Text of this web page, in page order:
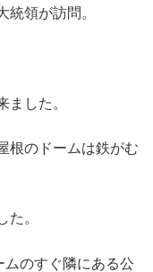
統領が訪問。
ました。
根のドームは鉄がむ
た。
のすぐ隣にある公